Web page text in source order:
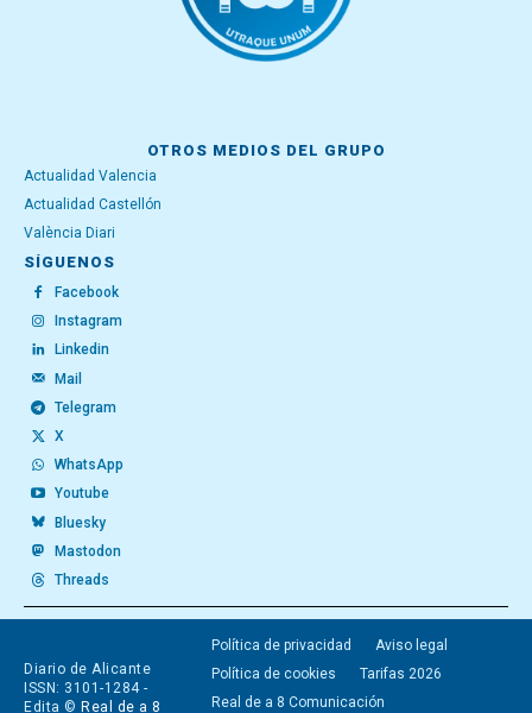
OTROS MEDIOS DEL GRUPO
Actualidad Valencia
Actualidad Castellón
València Diari
SÍGUENOS
Facebook
Instagram
Linkedin
Mail
Telegram
X
WhatsApp
Youtube
Bluesky
Mastodon
Threads
Diario de Alicante
ISSN: 3101-1284 -
Edita © Real de a 8
Política de privacidad
Aviso legal
Política de cookies
Tarifas 2026
Real de a 8 Comunicación